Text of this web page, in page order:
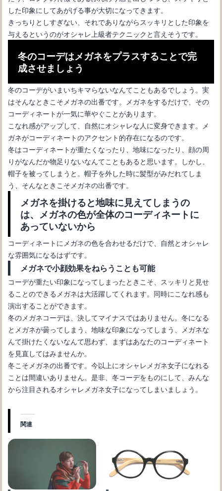
した印象にしてあがげる事が大切になってきます。
きっちりとしすぎない、それでありながらスッキリとした印象を
与えるというのがオシャレ上級者テクニックと言えそうです。
冬のコーデはメガネをプラスすることで完
成させましょう
冬のコーデがいまいちキマらないなんてこともあるでしょう。実
はそんなときこそメガネの出番です。メガネをするだけで、その
コーディネートが一気に華やぐことがあります。
こなれ感がアップして、自然にオシャレな人に変身できます。メ
ガネがコーディネートのアクセント的存在になるのです。
冬はコーディネートが重たくなったり、地味になったり、顔の周
りがなんだか物足りないなんてこともあると思います。しかし、
帽子を被ってしまうと。帽子を外した時に髪型がみだれてしま
う、そんなときこそメガネの出番です。
メガネを掛けると地味に見えてしまうの
は、メガネの色が全体のコーディネートに
あっていないから
コーディネートにメガネの色を合わせるだけで、自然とオシャレ
な雰囲気になるはずです。
メガネで小顔効果をねらうことも可能
コーデが重たい印象になってしまったときこそ、スッキリと見せ
ることのできるメガネは大活躍してくれます。同時にこなれ感も
演出することができます。
冬のメガネコーデは、決してマイナスではありません。冬になる
とメガネが曇ってしまう、地味な印象になってしまう、メガネな
んて掛けたくないなんて思わず、まずはあなたのコーディネート
を見直してはみませんか。
冬こそメガネの出番です。今以上にオシャレメガネ女子になれる
ことは間違いありません。是非、冬コーデをものにして、みんな
から注目されるオシャレメガネ女子になってしまいましょう。
関連